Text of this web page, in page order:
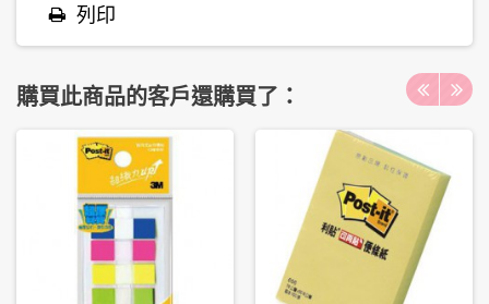
列印
購買此商品的客戶還購買了：